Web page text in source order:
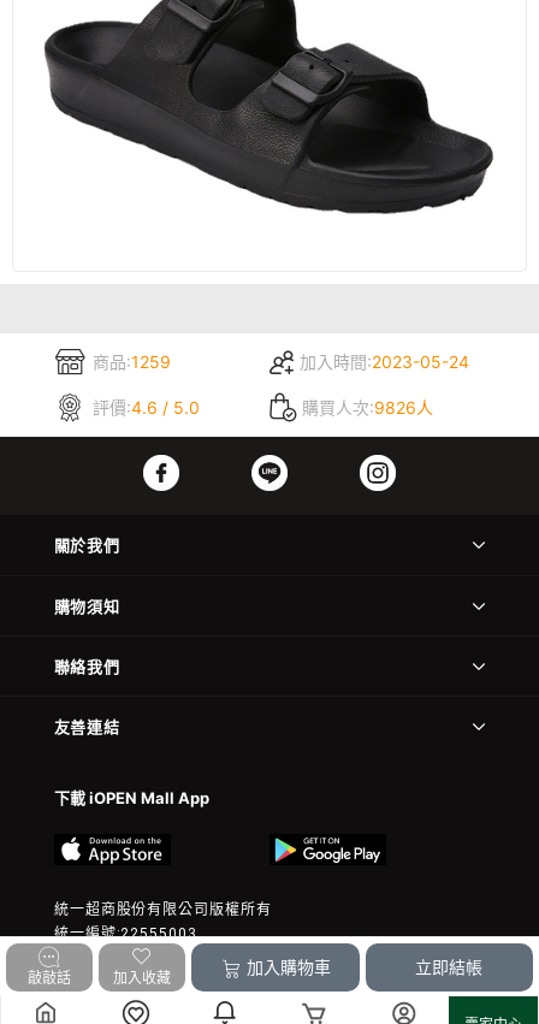
敲敲話 加入收藏
加入購物車 立即結帳
商品:1259 加入時間:2023-05-24
評價:4.6 / 5.0 購買人次:9826人
關於我們
購物須知
聯絡我們
友善連結
下載 iOPEN Mall App
統一超商股份有限公司版權所有
統一編號:22555003
© 2023 President Chain Store Corp. All rights reserved.